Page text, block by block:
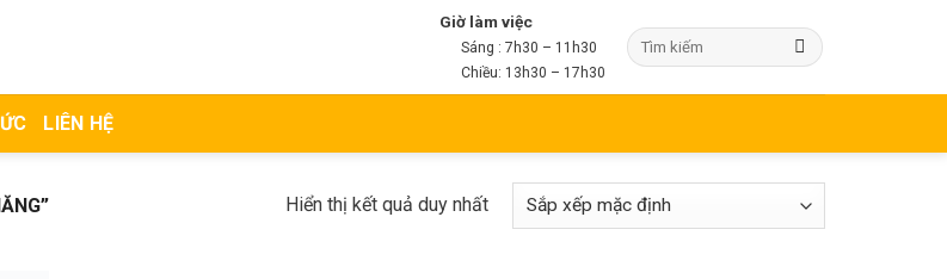
Giờ làm việc
Sáng : 7h30 – 11h30
Chiều: 13h30 – 17h30
LIÊN HỆ
Hiển thị kết quả duy nhất